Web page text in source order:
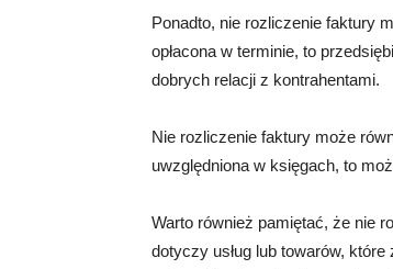
Ponadto, nie rozliczenie faktury
opłacona w terminie, to
dobrych relacji z kontrahentami.
Nie rozliczenie faktury może
uwzględniona w księgach, to
Warto również pamiętać, że nie
dotyczy usług lub towarów,